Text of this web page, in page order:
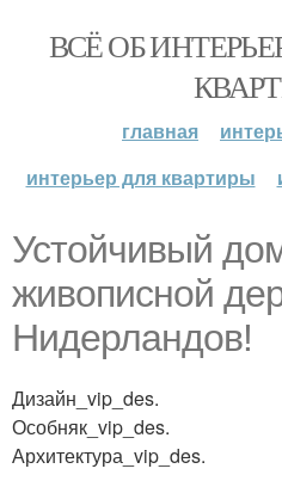
ВСЁ ОБ
главная
интерьер для квартиры
Устойчивый
живописной
Нидерландов!
Дизайн_vip_des.
Особняк_vip_des.
Архитектура_vip_des.